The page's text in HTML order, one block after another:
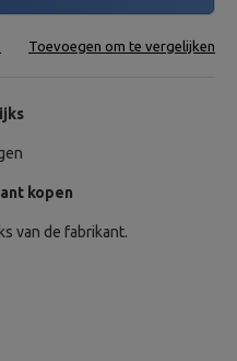
Toevoegen om te vergelijken
kopen
van de fabrikant.